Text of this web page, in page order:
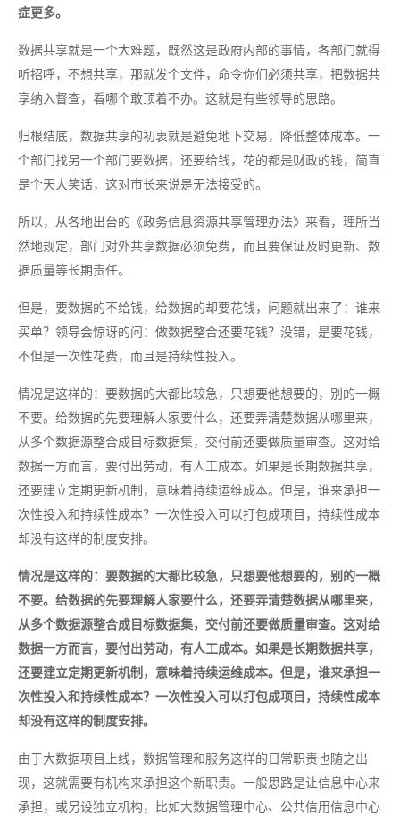
症更多。
数据共享就是一个大难题，既然这是政府内部的事情，各部门就得
听招呼，不想共享，那就发个文件，命令你们必须共享，把数据共
享纳入督查，看哪个敢顶着不办。这就是有些领导的思路。
归根结底，数据共享的初衷就是避免地下交易，降低整体成本。一
个部门找另一个部门要数据，还要给钱，花的都是财政的钱，简直
是个天大笑话，这对市长来说是无法接受的。
所以，从各地出台的《政务信息资源共享管理办法》来看，理所当
然地规定，部门对外共享数据必须免费，而且要保证及时更新、数
据质量等长期责任。
但是，要数据的不给钱，给数据的却要花钱，问题就出来了：谁来
买单？领导会惊讶的问：做数据整合还要花钱？没错，是要花钱，
不但是一次性花费，而且是持续性投入。
情况是这样的：要数据的大都比较急，只想要他想要的，别的一概
不要。给数据的先要理解人家要什么，还要弄清楚数据从哪里来，
从多个数据源整合成目标数据集，交付前还要做质量审查。这对给
数据一方而言，要付出劳动，有人工成本。如果是长期数据共享，
还要建立定期更新机制，意味着持续运维成本。但是，谁来承担一
次性投入和持续性成本？一次性投入可以打包成项目，持续性成本
却没有这样的制度安排。
情况是这样的：要数据的大都比较急，只想要他想要的，别的一概
不要。给数据的先要理解人家要什么，还要弄清楚数据从哪里来，
从多个数据源整合成目标数据集，交付前还要做质量审查。这对给
数据一方而言，要付出劳动，有人工成本。如果是长期数据共享，
还要建立定期更新机制，意味着持续运维成本。但是，谁来承担一
次性投入和持续性成本？一次性投入可以打包成项目，持续性成本
却没有这样的制度安排。
由于大数据项目上线，数据管理和服务这样的日常职责也随之出
现，这就需要有机构来承担这个新职责。一般思路是让信息中心来
承担，或另设独立机构，比如大数据管理中心、公共信用信息中心